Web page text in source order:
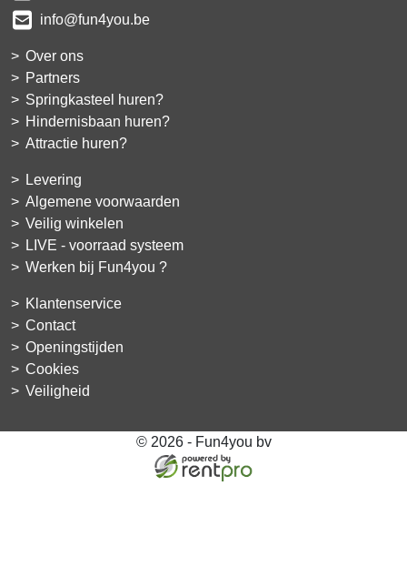
info@fun4you.be
Over ons
Partners
Springkasteel huren?
Hindernisbaan huren?
Attractie huren?
Levering
Algemene voorwaarden
Veilig winkelen
LIVE - voorraad systeem
Werken bij Fun4you ?
Klantenservice
Contact
Openingstijden
Cookies
Veiligheid
© 2026 - Fun4you bv